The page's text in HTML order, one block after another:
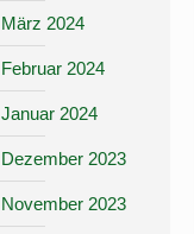
März 2024
Februar 2024
Januar 2024
Dezember 2023
November 2023